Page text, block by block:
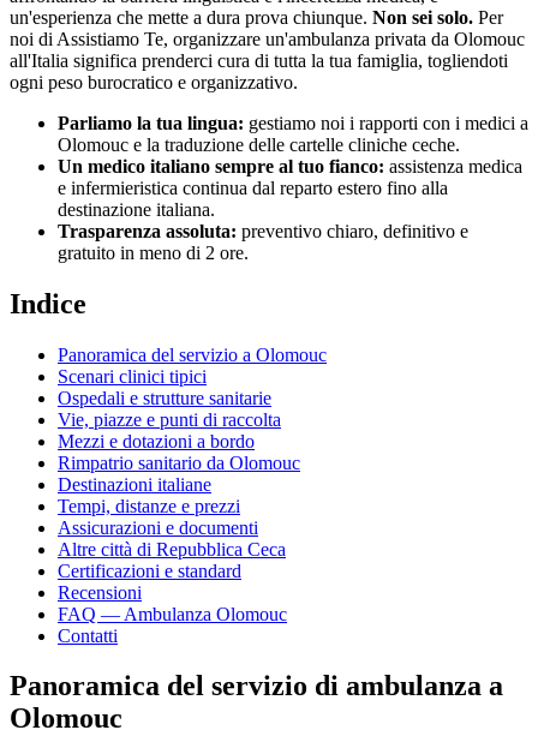
un'esperienza che mette a dura prova chiunque. Non sei solo. Per
noi di Assistiamo Te, organizzare un'ambulanza privata da Olomouc
all'Italia significa prenderci cura di tutta la tua famiglia, togliendoti
ogni peso burocratico e organizzativo.
Parliamo la tua lingua: gestiamo noi i rapporti con i medici a
Olomouc e la traduzione delle cartelle cliniche ceche.
Un medico italiano sempre al tuo fianco: assistenza medica
e infermieristica continua dal reparto estero fino alla
destinazione italiana.
Trasparenza assoluta: preventivo chiaro, definitivo e
gratuito in meno di 2 ore.
Indice
Panoramica del servizio a Olomouc
Scenari clinici tipici
Ospedali e strutture sanitarie
Vie, piazze e punti di raccolta
Mezzi e dotazioni a bordo
Rimpatrio sanitario da Olomouc
Destinazioni italiane
Tempi, distanze e prezzi
Assicurazioni e documenti
Altre città di Repubblica Ceca
Certificazioni e standard
Recensioni
FAQ — Ambulanza Olomouc
Contatti
Panoramica del servizio di ambulanza a
Olomouc